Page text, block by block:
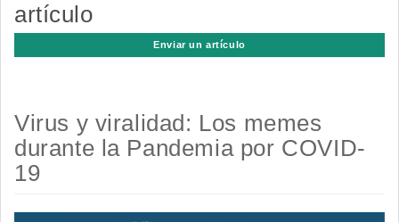
artículo
Enviar un artículo
Virus y viralidad: Los memes
durante la Pandemia por COVID-
19